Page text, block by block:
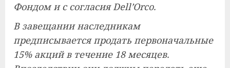
Фондом и с согласия Dell’Orco.
В завещании наследникам
предписывается продать первоначальные
15% акций в течение 18 месяцев.